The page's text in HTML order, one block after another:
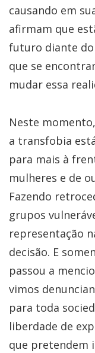
causando em
afirmam que
futuro diante
que se
mudar essa
Neste
a transfobia
para mais à
mulheres e de
Fazendo
grupos
representação
decisão. E
passou a
vimos
para toda
liberdade de
que pretendem